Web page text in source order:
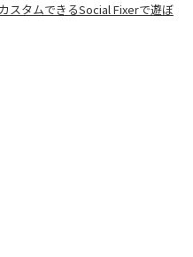
スタムできるSocial Fixerで遊ぼ